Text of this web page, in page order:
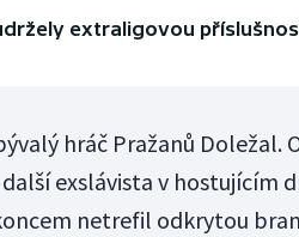
extraligovou
hráč Pražanů Doležal.
exslávista v hostujícím
netrefil odkrytou